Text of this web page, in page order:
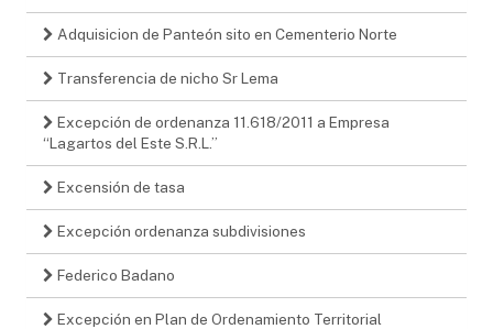
Adquisicion de Panteón sito en Cementerio Norte
Transferencia de nicho Sr Lema
Excepción de ordenanza 11.618/2011 a Empresa
“Lagartos del Este S.R.L.”
Excensión de tasa
Excepción ordenanza subdivisiones
Federico Badano
Excepción en Plan de Ordenamiento Territorial